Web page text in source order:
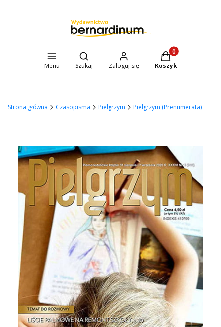
Menu
Otwórz wyszukiwarkę
Szukaj Zaloguj się
Produkty w
Koszyk
Strona główna Czasopisma Pielgrzym Pielgrzym (Prenumerata)